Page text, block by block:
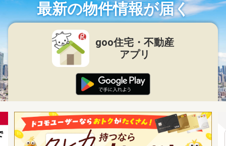
最新の物件情報が届く
goo住宅・不動産
アプリ